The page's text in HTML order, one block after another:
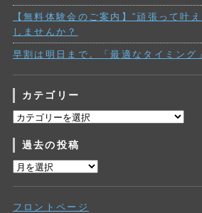
【無料体験会のご案内】“頑張って叶
しませんか？
早割は明日まで。「最適なタイミング
カテゴリー
カ
ゴ
リ
ー
過去の投稿
過
フロントページ